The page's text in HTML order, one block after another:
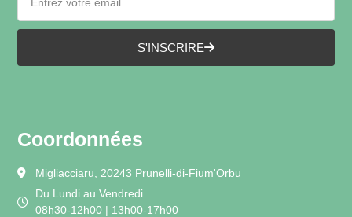
S'INSCRIRE
Coordonnées
Migliacciaru, 20243 Prunelli-di-Fium'Orbu
Du Lundi au Vendredi
08h30-12h00 | 13h00-17h00